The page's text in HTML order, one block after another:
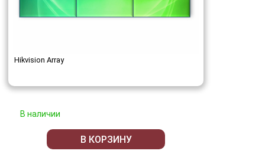
Hikvision Array
В наличии
В КОРЗИНУ